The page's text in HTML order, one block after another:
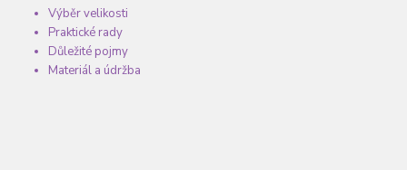
Výběr velikosti
Praktické rady
Důležité pojmy
Materiál a údržba